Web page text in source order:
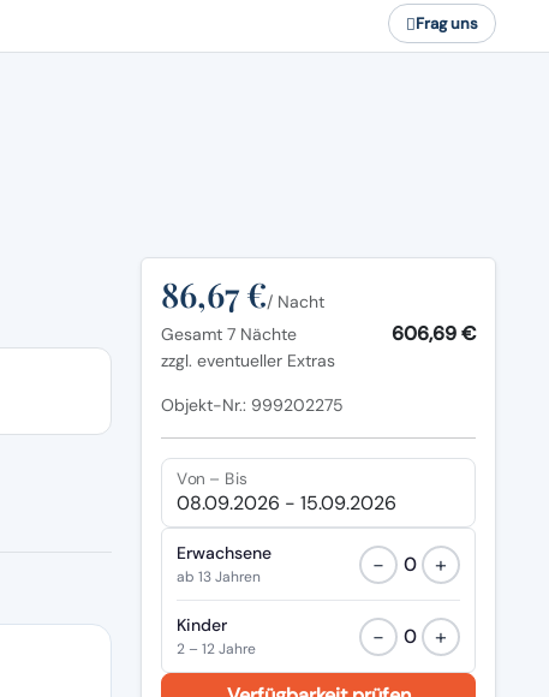
Frag uns
86,67 €/ Nacht
Gesamt 7 Nächte
606,69 €
zzgl. eventueller Extras
Objekt-Nr.: 999202275
Von – Bis
Erwachsene
ab 13 Jahren − 0 +
Kinder
2 – 12 Jahre − 0 +